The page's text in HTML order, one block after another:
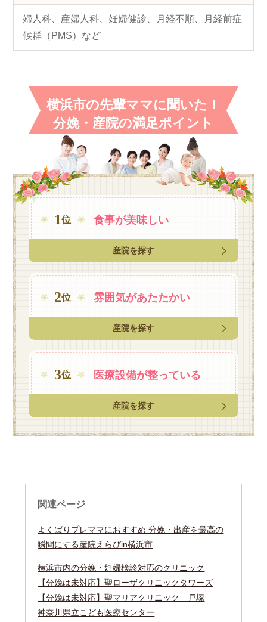
婦人科、産婦人科、妊婦健診、月経不順、月経前症
候群（PMS）など
横浜市の先輩ママに聞いた！
分娩・産院の満足ポイント
1位 食事が美味しい
産院を探す
2位 雰囲気があたたかい
産院を探す
3位 医療設備が整っている
産院を探す
関連ページ
よくばりプレママにおすすめ 分娩・出産を最高の
瞬間にする産院えらびin横浜市
横浜市内の分娩・妊婦検診対応のクリニック
【分娩は未対応】聖ローザクリニックタワーズ
【分娩は未対応】聖マリアクリニック 戸塚
神奈川県立こども医療センター